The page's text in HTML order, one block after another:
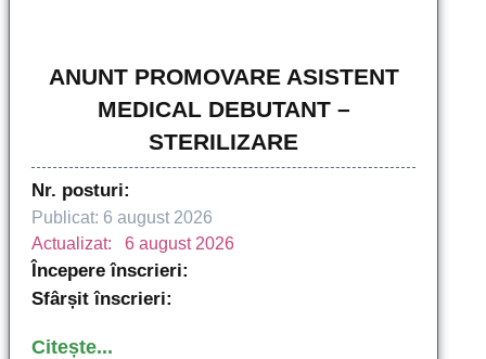
ANUNT PROMOVARE ASISTENT
MEDICAL DEBUTANT –
STERILIZARE
Nr. posturi:
Publicat: 6 august 2026
Actualizat: 6 august 2026
Începere înscrieri:
Sfârșit înscrieri:
Citește...